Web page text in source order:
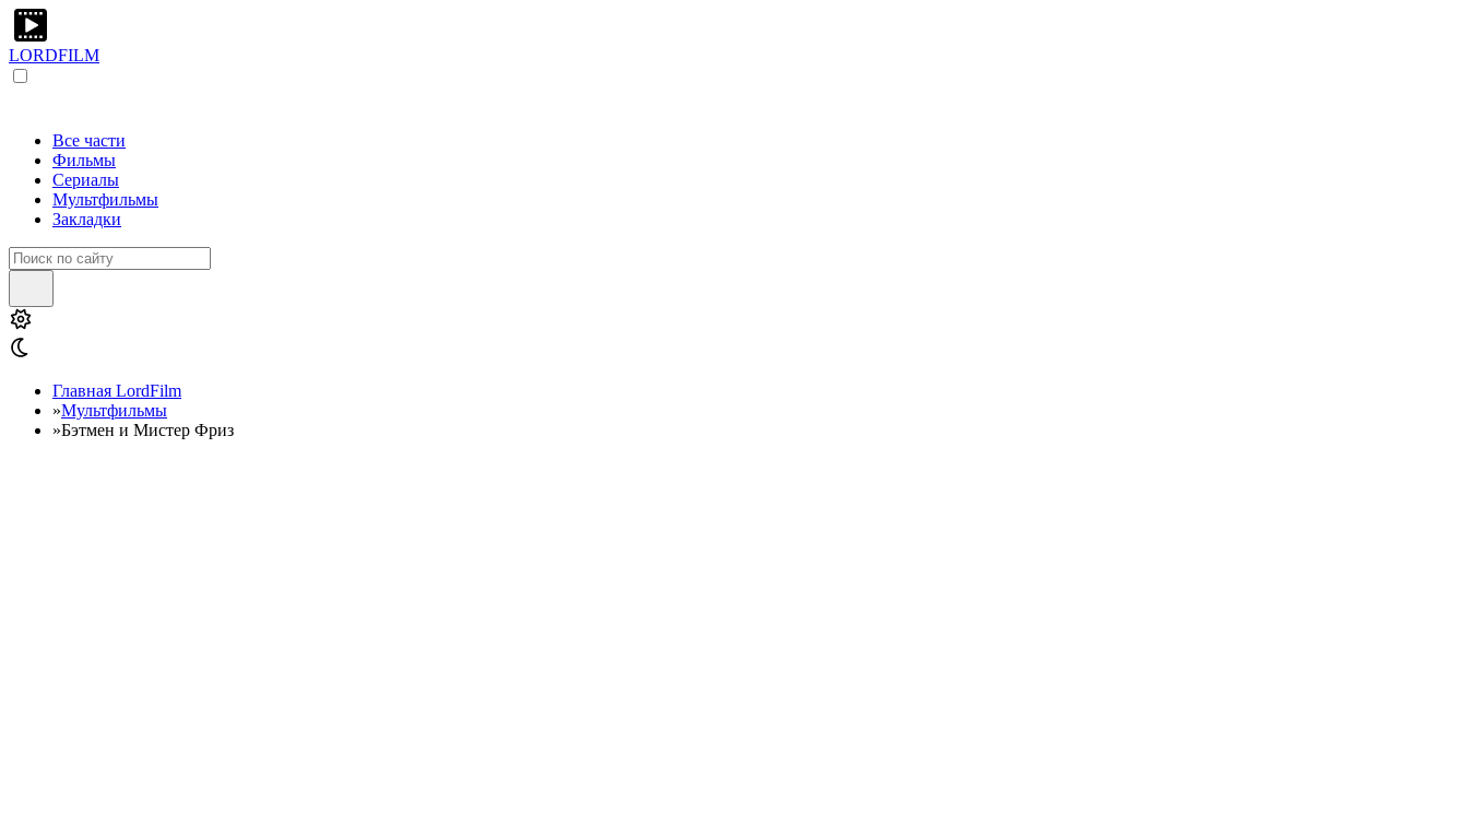
LORDFILM
Все части
Фильмы
Сериалы
Мультфильмы
Закладки
Главная LordFilm
»Мультфильмы
»Бэтмен и Мистер Фриз